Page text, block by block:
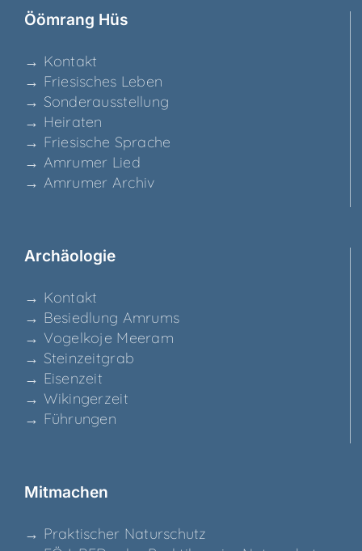
Ööm­rang Hüs
→ Kon­takt
→ Frie­si­sches Leben
→ Son­der­aus­stel­lung
→ Hei­ra­ten
→ Frie­si­sche Sprache
→ Amru­mer Lied
→ Amru­mer Archiv
Archäo­lo­gie
→ Kon­takt
→ Besied­lung Amrums
→ Vogel­ko­je Meeram
→ Stein­zeit­grab
→ Eisen­zeit
→ Wikin­ger­zeit
→ Füh­run­gen
Mit­ma­chen
→ Prak­ti­scher Naturschutz